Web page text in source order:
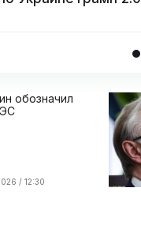
КОТИРОВКИ
обозначил
/ 12:30